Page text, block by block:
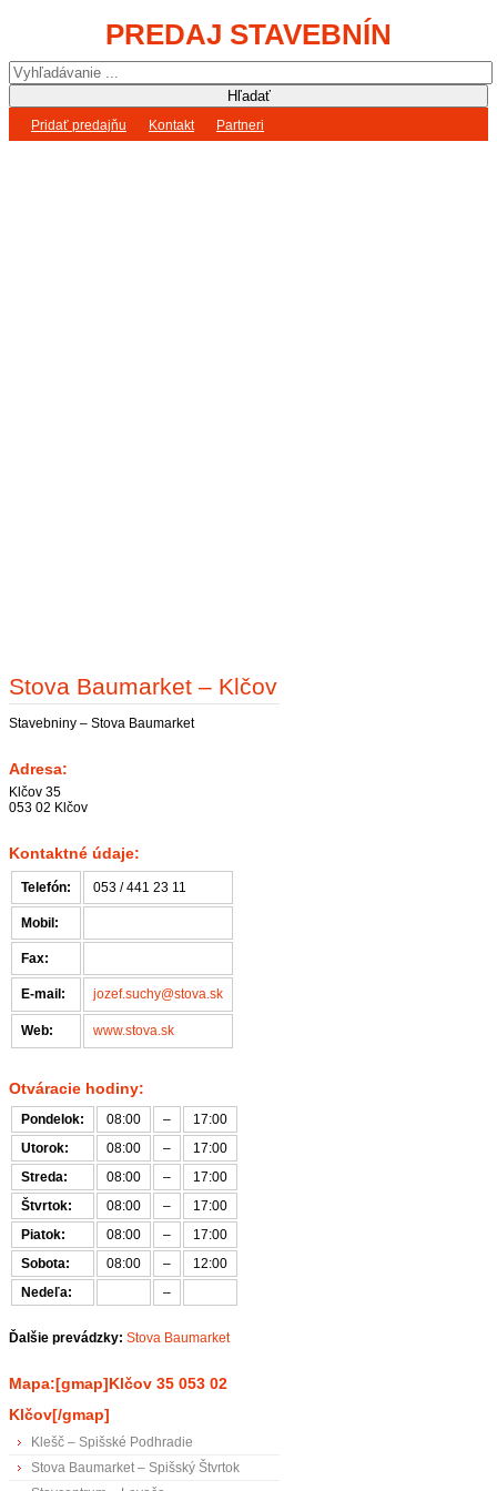
PREDAJ STAVEBNÍN
Pridať predajňu Kontakt Partneri
Stova Baumarket – Klčov
Stavebniny – Stova Baumarket
Adresa:
Klčov 35
053 02 Klčov
Kontaktné údaje:
Telefón: 053 / 441 23 11
Mobil:
Fax:
E-mail: jozef.suchy@stova.sk
Web: www.stova.sk
Otváracie hodiny:
Pondelok: 08:00 –
17:00
Utorok:
08:00 –
17:00
Streda:
08:00 –
17:00
Štvrtok:
08:00 –
17:00
Piatok:
08:00 –
17:00
Sobota:
08:00 –
12:00
Nedeľa:
–
Ďalšie prevádzky: Stova Baumarket
Mapa:[gmap]Klčov 35 053 02
Klčov[/gmap]
Klešč – Spišské Podhradie
Stova Baumarket – Spišský Štvrtok